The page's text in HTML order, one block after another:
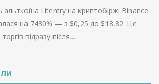
альткоїна Litentry на криптобіржі Binance
на 7430% — з $0,25 до $18,82. Це
відразу після…